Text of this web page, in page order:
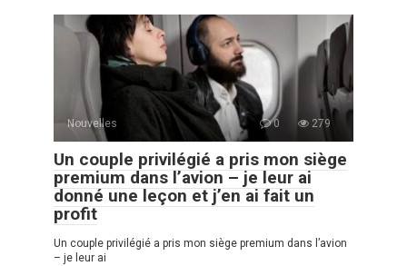
Nouvelles 0 279
Un couple privilégié a pris mon siège
premium dans l’avion – je leur ai
donné une leçon et j’en ai fait un
profit
Un couple privilégié a pris mon siège premium dans l’avion
– je leur ai